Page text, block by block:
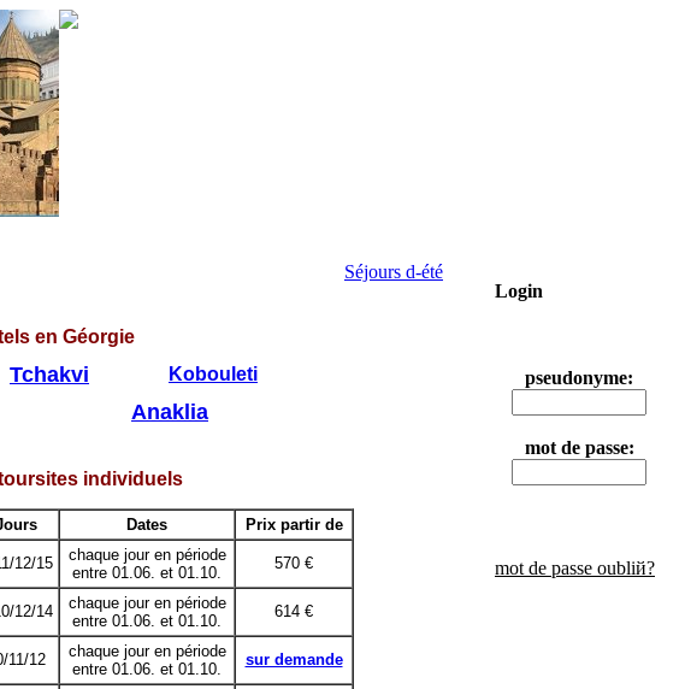
Séjours d-été
en Géorgie
Tchakvi
Kobouleti
Anaklia
individuels
Dates
Prix partir de
12/15
chaque jour en période
entre 01.06. et 01.10.
570 €
12/14
chaque jour en période
entre 01.06. et 01.10.
614 €
11/12
chaque jour en période
entre 01.06. et 01.10.
sur demande
Login
pseudonyme:
mot de passe:
mot de passe oubliй?